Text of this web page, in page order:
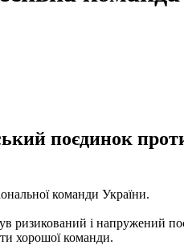
поєдинок
команди України.
ризикований і напружений
хорошої команди.